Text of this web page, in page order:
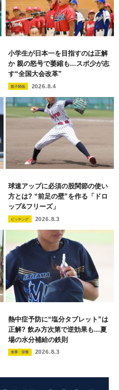
小学生が日本一を目指すのは正解
か 親の怒号で萎縮も...スポ少が志
す“全国大会改革”
親子関係 2026.8.4
球速アップに必須の股関節の使い
方とは? “前足の壁”を作る「ドロ
ップ&フリーズ」
ピッチング 2026.8.3
熱中症予防に“塩分タブレット”は
正解? 飲み方次第で逆効果も...夏
場の水分補給の鉄則
食事・栄養 2026.8.3